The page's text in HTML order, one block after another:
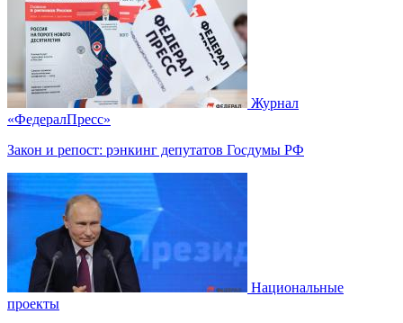
Журнал
«ФедералПресс»
Закон и репост: рэнкинг депутатов Госдумы РФ
Национальные
проекты